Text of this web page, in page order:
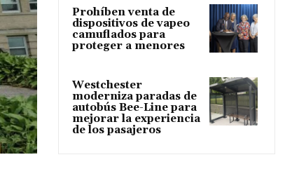
Prohíben venta de
dispositivos de vapeo
camuflados para
proteger a menores
Westchester
moderniza paradas de
autobús Bee-Line para
mejorar la experiencia
de los pasajeros